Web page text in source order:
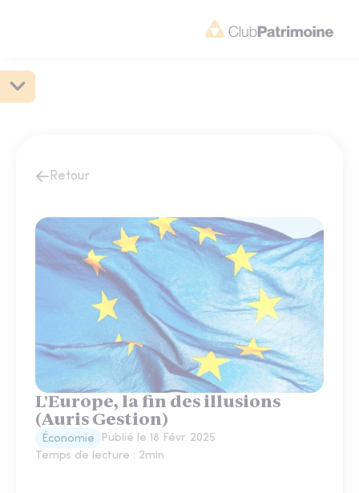
Retour
L'Europe, la fin des illusions
(Auris Gestion)
Économie Publié le 18 Févr. 2025
Temps de lecture : 2min